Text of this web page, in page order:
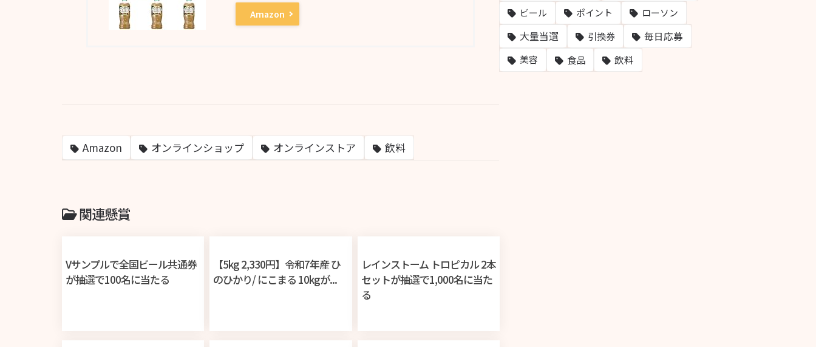
Amazon
Amazon オンラインショップ オンラインストア 飲料
関連懸賞
Vサンプルで全国ビール共通券
が抽選で100名に当たる
【5kg 2,330円】令和7年産 ひ
のひかり/ にこまる 10kgが...
レインストーム トロピカル 2本
セットが抽選で1,000名に当た
る
ビール ポイント ローソン
大量当選 引換券 毎日応募
美容 食品 飲料